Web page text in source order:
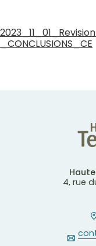
_CONCLUSIONS_CE
4, rue